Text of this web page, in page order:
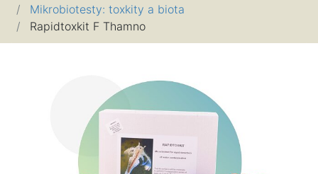
Mikrobiotesty: toxkity a biota
Rapidtoxkit F Thamno